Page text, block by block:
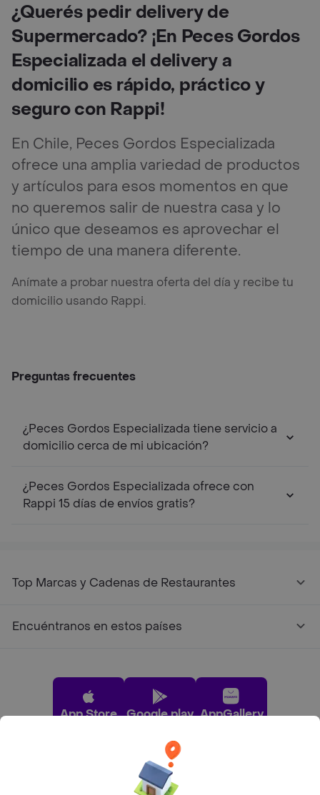
¿Querés pedir delivery de
Supermercado? ¡En Peces Gordos
Especializada el delivery a
domicilio es rápido, práctico y
seguro con Rappi!
En Chile, Peces Gordos Especializada
ofrece una amplia variedad de productos
y artículos para esos momentos en que
no queremos salir de nuestra casa y lo
único que deseamos es aprovechar el
tiempo de una manera diferente.
Anímate a probar nuestra oferta del día y recibe tu
domicilio usando Rappi.
Preguntas frecuentes
¿Peces Gordos Especializada tiene servicio a
domicilio cerca de mi ubicación?
¿Peces Gordos Especializada ofrece con
Rappi 15 días de envíos gratis?
Top Marcas y Cadenas de Restaurantes
Encuéntranos en estos países
App Store Google play AppGallery
Pide tu comida favorita cerca de ti